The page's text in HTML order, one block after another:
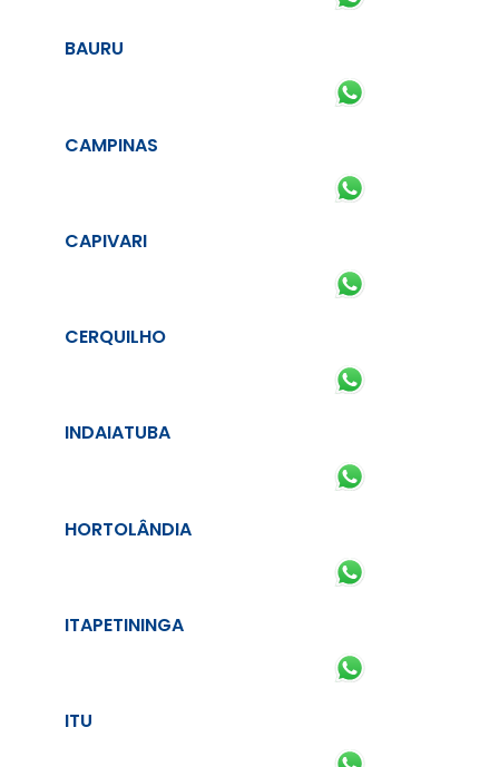
BAURU
CAMPINAS
CAPIVARI
CERQUILHO
INDAIATUBA
HORTOLÂNDIA
ITAPETININGA
ITU